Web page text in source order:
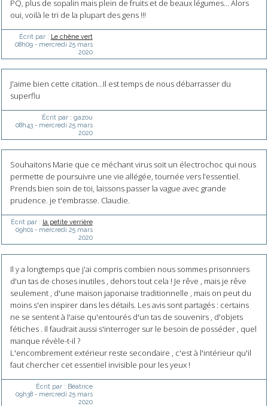
PQ, plus de sopalin mais plein de fruits et de beaux légumes… Alors
oui, voilà le tri de la plupart des gens !!!
Écrit par : Le chêne vert
08h09- mercredi 25 mars
2020
J'aime bien cette citation...Il est temps de nous débarrasser du
superflu
Écrit par : gazou
08h43- mercredi 25 mars
2020
Souhaitons Marie que ce méchant virus soit un électrochoc qui nous
permette de poursuivre une vie allégée, tournée vers l’essentiel.
Prends bien soin de toi, laissons passer la vague avec grande
prudence. je t'embrasse. Claudie.
Écrit par : la petite verrière
09h01 - mercredi 25 mars
2020
Il y a longtemps que j'ai compris combien nous sommes prisonniers
d'un tas de choses inutiles , dehors tout cela ! Je rêve , mais je rêve
seulement , d'une maison japonaise traditionnelle , mais on peut du
moins s'en inspirer dans les détails. Les avis sont partagés : certains
ne se sentent à l'aise qu'entourés d'un tas de souvenirs , d'objets
fétiches . Il faudrait aussi s'interroger sur le besoin de posséder , quel
manque révèle-t-il ?
L'encombrement extérieur reste secondaire , c'est à l'intérieur qu'il
faut chercher cet essentiel invisible pour les yeux !
Écrit par : Béatrice
09h38- mercredi 25 mars
2020